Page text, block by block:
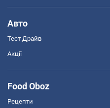
Авто
Тест Драйв
Акції
Food Oboz
Рецепти